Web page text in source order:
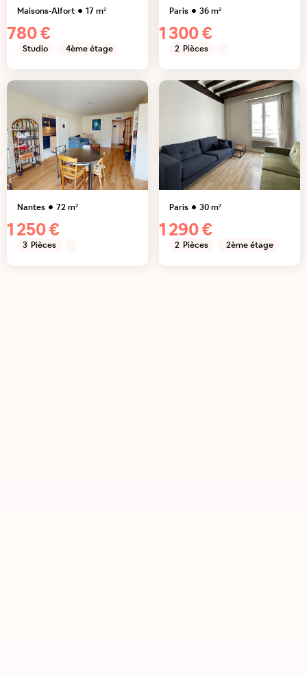
Maisons-Alfort 17m²
780 €
Studio 4ème étage
Paris 36m²
1 300 €
2 Pièces
Nantes 72m²
1 250 €
3 Pièces
Paris 30m²
1 290 €
2 Pièces 2ème étage